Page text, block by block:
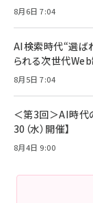
8月6日 7:04
AI検索時代“選ば
られる次世代
8月5日 7:04
＜第3回＞AI時代
30（水）開催】
8月4日 9:00